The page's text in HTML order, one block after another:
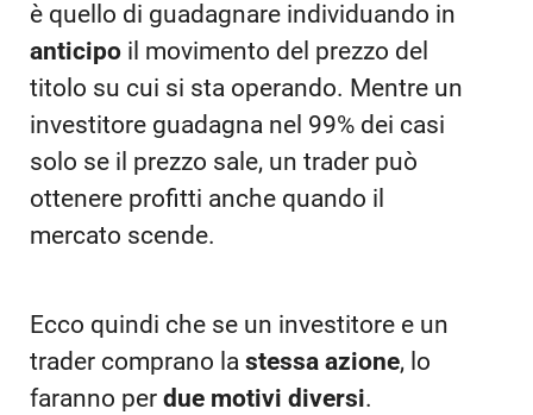
è quello di guadagnare individuando in
anticipo il movimento del prezzo del
titolo su cui si sta operando. Mentre un
investitore guadagna nel 99% dei casi
solo se il prezzo sale, un trader può
ottenere profitti anche quando il
mercato scende.
Ecco quindi che se un investitore e un
trader comprano la stessa azione, lo
faranno per due motivi diversi.